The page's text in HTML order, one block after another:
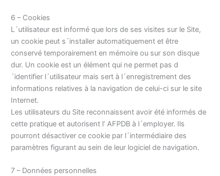
6 – Cookies
L´utilisateur est informé que lors de ses visites sur le Site,
un cookie peut s´installer automatiquement et être
conservé temporairement en mémoire ou sur son disque
dur. Un cookie est un élément qui ne permet pas d
´identifier l´utilisateur mais sert à l´enregistrement des
informations relatives à la navigation de celui-ci sur le site
Internet.
Les utilisateurs du Site reconnaissent avoir été informés de
cette pratique et autorisent l’ AFPDB à l´employer. Ils
pourront désactiver ce cookie par l´intermédiaire des
paramètres figurant au sein de leur logiciel de navigation.
7 – Données personnelles